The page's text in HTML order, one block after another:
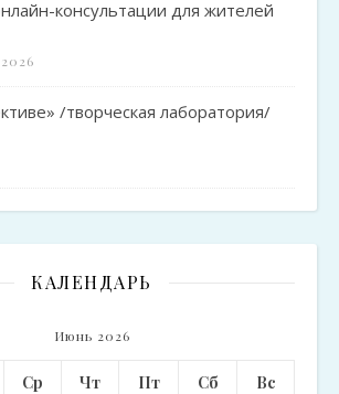
консультации для жителей
/творческая лаборатория/
КАЛЕНДАРЬ
Июнь 2026
Ср Чт Пт Сб Вс